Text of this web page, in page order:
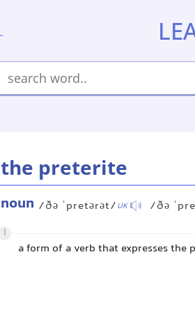
the preterite
noun /ðə ˈpretərət/UK /ðə
1
a form of a verb that expresses the